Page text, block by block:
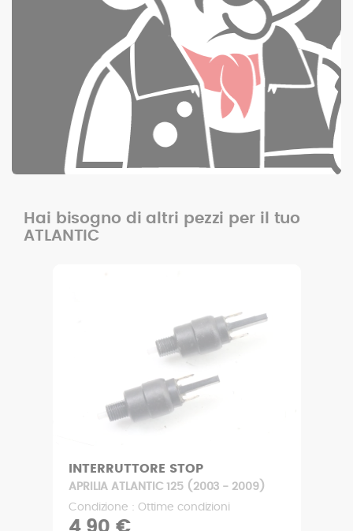
Hai bisogno di altri pezzi per il tuo
ATLANTIC
INTERRUTTORE STOP
APRILIA ATLANTIC 125 (2003 - 2009)
Condizione : Ottime condizioni